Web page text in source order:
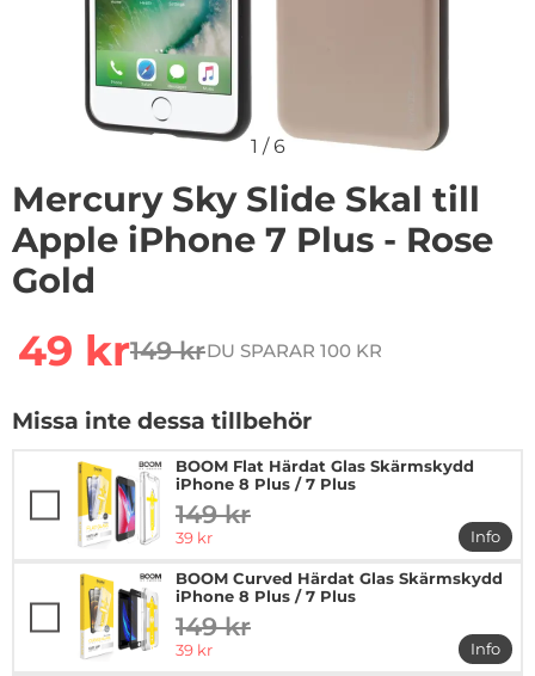
1 /6
Mercury Sky Slide Skal till
Apple iPhone 7 Plus - Rose
Gold
rea pris
49 krtidigare pris
149 krDU SPARAR 100 KR
Missa inte dessa tillbehör
BOOM Flat Härdat Glas Skärmskydd
iPhone 8 Plus / 7 Plus
tidigare pris
149 kr
rea pris
39 kr
Info
mer
BOOM Curved Härdat Glas Skärmskydd
iPhone 8 Plus / 7 Plus
tidigare pris
149 kr
rea pris
39 kr
Info
mer